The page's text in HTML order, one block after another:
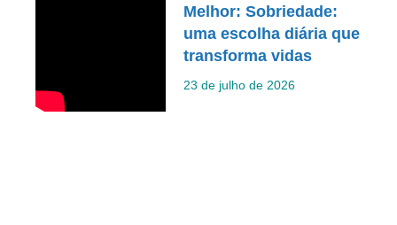
Melhor: Sobriedade:
uma escolha diária que
transforma vidas
23 de julho de 2026